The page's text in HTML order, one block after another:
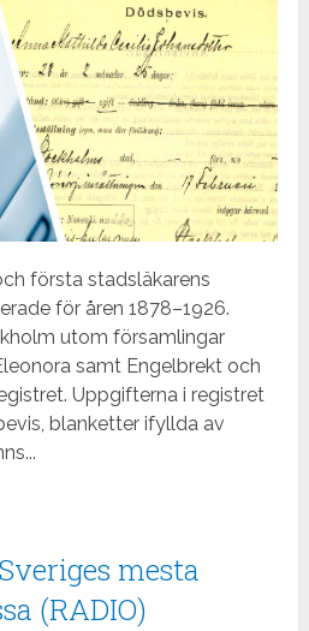
första stadsläkarens
för åren 1878–1926.
utom församlingar
samt Engelbrekt och
Uppgifterna i registret
blanketter ifyllda av
mesta
(RADIO)